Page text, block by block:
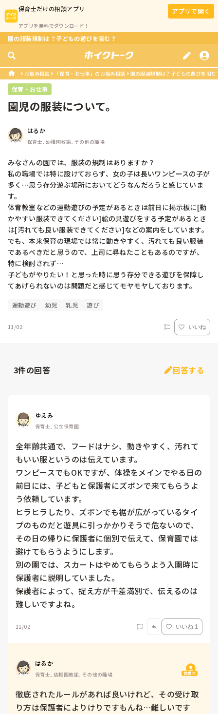
保育士だけの相談アプリ
アプリを無料でダウンロード！
アプリで開く
園の服装規制は？子どもの遊びを阻む？
お悩み相談 「保育・お仕事」のお悩み相談 園の服装規制は？子どもの遊びを阻む
保育・お仕事
園児の服装について。
はるか
保育士, 幼稚園教諭, その他の職場
みなさんの園では、服装の規制はありますか？
私の職場では特に設けておらず、女の子は長いワンピースの子が
多く…思う存分遊ぶ場所においてどうなんだろうと感じていま
す。
体育教室などの運動遊びの予定があるときは前日に掲示板に[動
かやすい服装できてください]絵の具遊びをする予定があるとき
は[汚れても良い服装できてください]などの案内をしています。
でも、本来保育の現場では常に動きやすく、汚れても良い服装
であるべきだと思うので、上司に尋ねたこともあるのですが、
特に検討されず…
子どもがやりたい！と思った時に思う存分できる遊びを保障し
てあげられないのは問題だと感じてモヤモヤしております。
運動遊び 幼児 乳児 遊び
11/02 いいね
3件の回答 回答する
ゆえみ
保育士, 公立保育園
全年齢共通で、フードはナシ、動きやすく、汚れて
もいい服というのは伝えています。
ワンピースでもOKですが、体操をメインでやる日の
前日には、子どもと保護者にズボンで来てもらうよ
う依頼しています。
ヒラヒラしたり、ズボンでも裾が広がっているタイ
プのものだと遊具に引っかかりそうで危ないので、
その日の帰りに保護者に個別で伝えて、保育園では
避けてもらうようにします。
別の園では、スカートはやめてもらうよう入園時に
保護者に説明していました。
保護者によって、捉え方が千差満別で、伝えるのは
難しいですよね。
11/02 いいね 1
はるか
保育士, 幼稚園教諭, その他の職場 質問主
徹底されたルールがあれば良いけれど、その受け取
り方は保護者によりけりですもんね…難しいです